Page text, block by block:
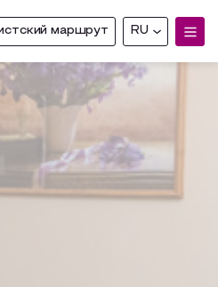
маршрут RU